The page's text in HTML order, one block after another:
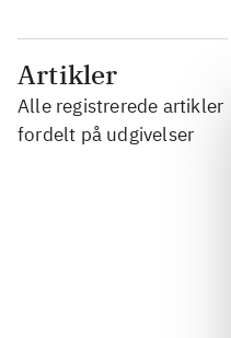
Artikler
Alle registrerede artikler
fordelt på udgivelser